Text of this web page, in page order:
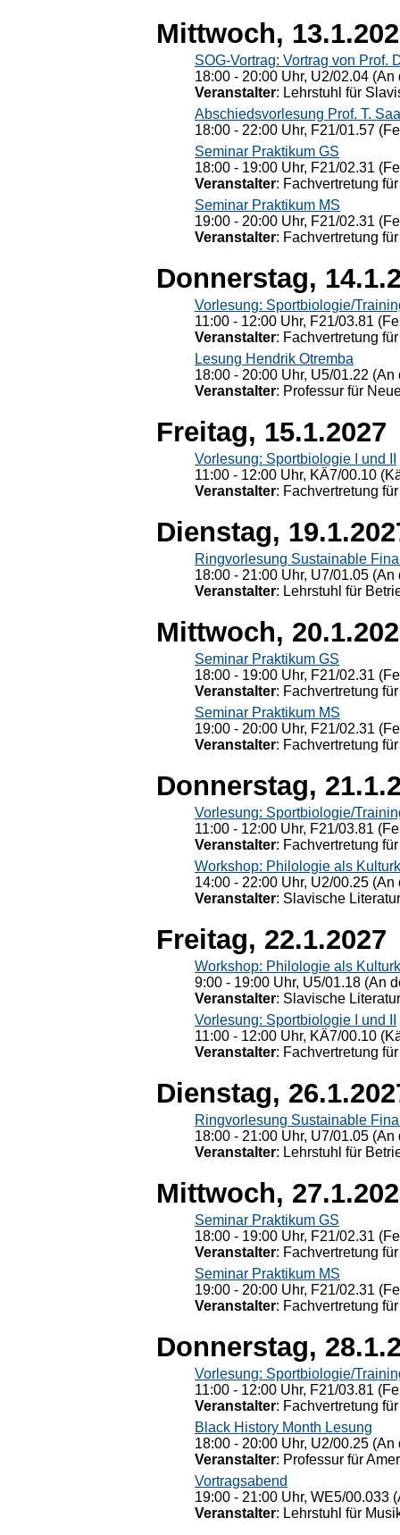
Mittwoch,
SOG-Vortrag: Vortrag von Prof.
18:00 - 20:00 Uhr, U2/02.04
Veranstalter: Lehrstuhl für
Abschiedsvorlesung Prof. T.
18:00 - 22:00 Uhr, F21/01.57
Seminar Praktikum GS
18:00 - 19:00 Uhr, F21/02.31
Veranstalter: Fachvertretung
Seminar Praktikum MS
19:00 - 20:00 Uhr, F21/02.31
Veranstalter: Fachvertretung
Donnerstag,
Vorlesung: Sportbiologie/
11:00 - 12:00 Uhr, F21/03.81
Veranstalter: Fachvertretung
Lesung Hendrik Otremba
18:00 - 20:00 Uhr, U5/01.22
Veranstalter: Professur für
Freitag, 15.1.2027
Vorlesung: Sportbiologie I und II
11:00 - 12:00 Uhr, KÄ7/00.10
Veranstalter: Fachvertretung
Dienstag,
Ringvorlesung Sustainable
18:00 - 21:00 Uhr, U7/01.05
Veranstalter: Lehrstuhl für
Mittwoch,
Seminar Praktikum GS
18:00 - 19:00 Uhr, F21/02.31
Veranstalter: Fachvertretung
Seminar Praktikum MS
19:00 - 20:00 Uhr, F21/02.31
Veranstalter: Fachvertretung
Donnerstag,
Vorlesung: Sportbiologie/
11:00 - 12:00 Uhr, F21/03.81
Veranstalter: Fachvertretung
Workshop: Philologie als
14:00 - 22:00 Uhr, U2/00.25
Veranstalter: Slavische
Freitag, 22.1.2027
Workshop: Philologie als
9:00 - 19:00 Uhr, U5/01.18 (An
Veranstalter: Slavische
Vorlesung: Sportbiologie I und II
11:00 - 12:00 Uhr, KÄ7/00.10
Veranstalter: Fachvertretung
Dienstag,
Ringvorlesung Sustainable
18:00 - 21:00 Uhr, U7/01.05
Veranstalter: Lehrstuhl für
Mittwoch,
Seminar Praktikum GS
18:00 - 19:00 Uhr, F21/02.31
Veranstalter: Fachvertretung
Seminar Praktikum MS
19:00 - 20:00 Uhr, F21/02.31
Veranstalter: Fachvertretung
Donnerstag,
Vorlesung: Sportbiologie/
11:00 - 12:00 Uhr, F21/03.81
Veranstalter: Fachvertretung
Black History Month Lesung
18:00 - 20:00 Uhr, U2/00.25
Veranstalter: Professur für
Vortragsabend
19:00 - 21:00 Uhr, WE5/00.033
Veranstalter: Lehrstuhl für